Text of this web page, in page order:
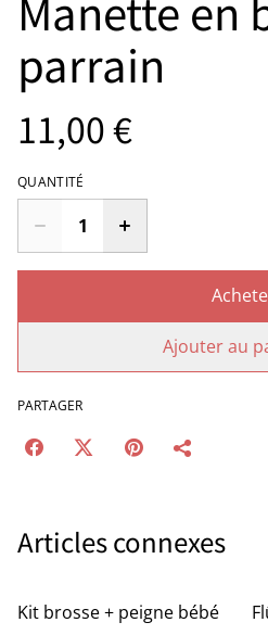
parrain
11,00 €
QUANTITÉ
Ajouter au
PARTAGER
Articles connexes
Kit brosse + peigne bébé